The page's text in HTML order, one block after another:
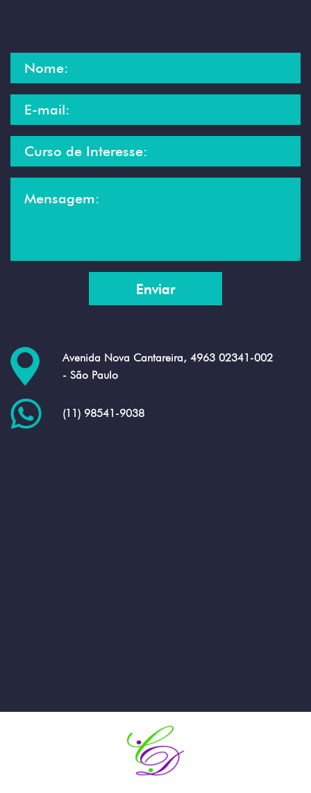
Avenida Nova Cantareira, 4963 02341-002
- São Paulo
(11) 98541-9038